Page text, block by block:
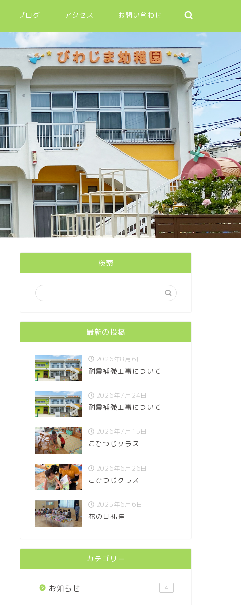
ブログ アクセス お問い合わせ
検索
最新の投稿
2026年8月6日
耐震補強工事について
2026年7月24日
耐震補強工事について
2026年7月15日
こひつじクラス
2026年6月26日
こひつじクラス
2025年6月6日
花の日礼拝
カテゴリー
お知らせ 4